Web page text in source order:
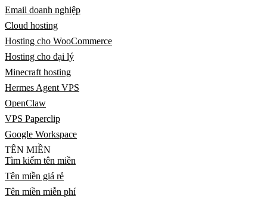
Email doanh nghiệp
Cloud hosting
Hosting cho WooCommerce
Hosting cho đại lý
Minecraft hosting
Hermes Agent VPS
OpenClaw
VPS Paperclip
Google Workspace
TÊN MIỀN
Tìm kiếm tên miền
Tên miền giá rẻ
Tên miền miễn phí